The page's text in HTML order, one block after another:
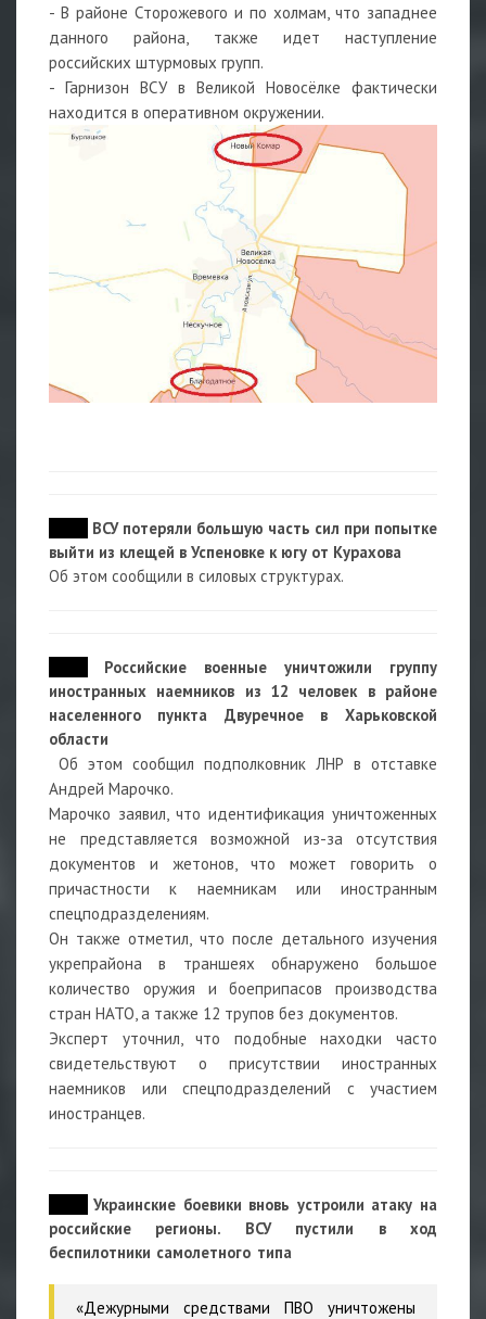
- В районе Сторожевого и по холмам, что западнее
данного района, также идет наступление
российских штурмовых групп.
- Гарнизон ВСУ в Великой Новосёлке фактически
находится в оперативном окружении.
ВСУ потеряли большую часть сил при попытке
выйти из клещей в Успеновке к югу от Курахова
Об этом сообщили в силовых структурах.
Российские военные уничтожили группу
иностранных наемников из 12 человек в районе
населенного пункта Двуречное в Харьковской
области
Об этом сообщил подполковник ЛНР в отставке
Андрей Марочко.
Марочко заявил, что идентификация уничтоженных
не представляется возможной из-за отсутствия
документов и жетонов, что может говорить о
причастности к наемникам или иностранным
спецподразделениям.
Он также отметил, что после детального изучения
укрепрайона в траншеях обнаружено большое
количество оружия и боеприпасов производства
стран НАТО, а также 12 трупов без документов.
Эксперт уточнил, что подобные находки часто
свидетельствуют о присутствии иностранных
наемников или спецподразделений с участием
иностранцев.
Украинские боевики вновь устроили атаку на
российские регионы. ВСУ пустили в ход
беспилотники самолетного типа
«Дежурными средствами ПВО уничтожены